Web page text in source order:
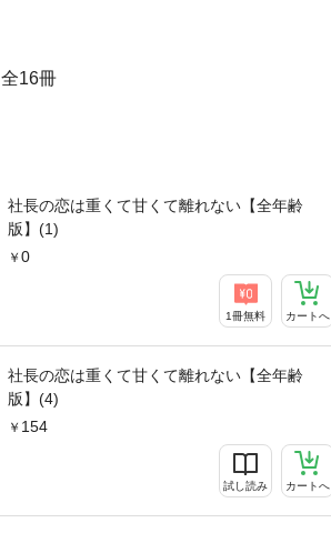
全16冊
社長の恋は重くて甘くて離れない【全年齢
版】(1)
0
1冊無料 カートへ
社長の恋は重くて甘くて離れない【全年齢
版】(4)
154
試し読み カートへ